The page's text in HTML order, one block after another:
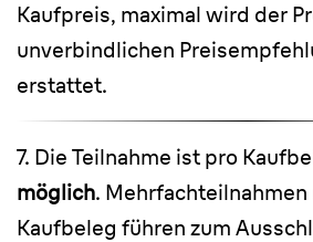
Kaufpreis, maximal wird der
unverbindlichen
erstattet.
7. Die Teilnahme ist pro
möglich.
Kaufbeleg führen zum